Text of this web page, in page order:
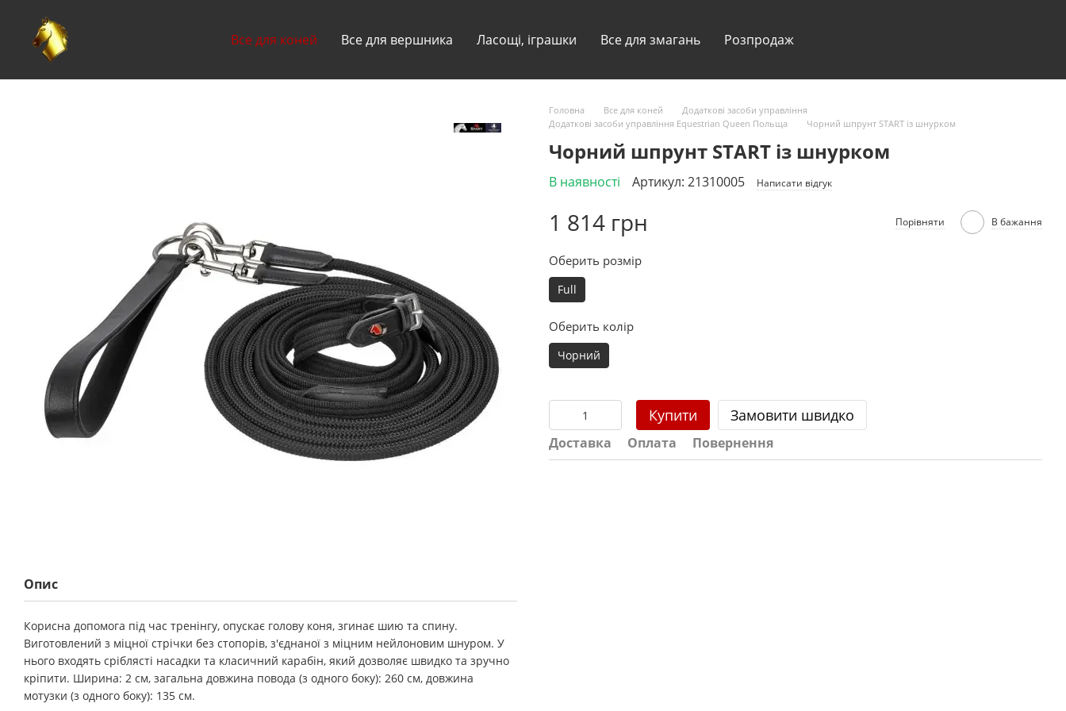
Все для коней Все для вершника Ласощі, іграшки Все для змагань Розпродаж
Опис
Корисна допомога під час тренінгу, опускає голову коня, згинає шию та спину.
Виготовлений з міцної стрічки без стопорів, з'єднаної з міцним нейлоновим шнуром. У
нього входять сріблясті насадки та класичний карабін, який дозволяє швидко та зручно
кріпити. Ширина: 2 см, загальна довжина повода (з одного боку): 260 см, довжина
мотузки (з одного боку): 135 см.
Головна Все для коней
Додаткові засоби управління
Додаткові засоби управління Equestrian Queen Польща
Чорний шпрунт START із шнурком
Чорний шпрунт START із шнурком
В наявності Артикул: 21310005 Написати відгук
1 814 грн Порівняти В бажання
Оберить розмір
Full
Оберить колір
Чорний
Купити Замовити швидко
Доставка Оплата Повернення